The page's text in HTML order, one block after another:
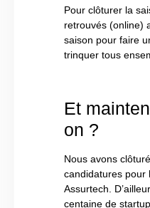
Pour clôturer la
retrouvés (online)
saison pour faire
trinquer tous
Et
on ?
Nous avons
candidatures pour
Assurtech.
centaine de